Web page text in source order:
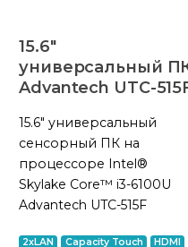
15.6"
универсальный
Advantech UTC-
15.6" универсальный
сенсорный ПК на
процессоре Intel®
Skylake Core™ i3-6100U
Advantech UTC-515F
2xLAN Capacity Touch HDMI